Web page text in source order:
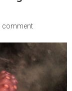
comment